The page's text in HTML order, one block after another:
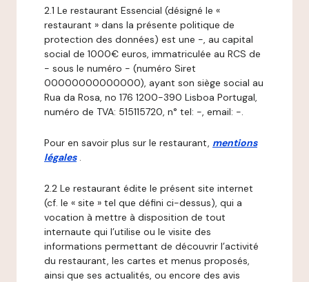
2.1 Le restaurant Essencial (désigné le «
restaurant » dans la présente politique de
protection des données) est une -, au capital
social de 1000€ euros, immatriculée au RCS de
- sous le numéro - (numéro Siret
00000000000000), ayant son siège social au
Rua da Rosa, no 176 1200-390 Lisboa Portugal,
numéro de TVA: 515115720, n° tel: -, email: -.
Pour en savoir plus sur le restaurant, mentions
légales .
2.2 Le restaurant édite le présent site internet
(cf. le « site » tel que défini ci-dessus), qui a
vocation à mettre à disposition de tout
internaute qui l’utilise ou le visite des
informations permettant de découvrir l’activité
du restaurant, les cartes et menus proposés,
ainsi que ses actualités, ou encore des avis